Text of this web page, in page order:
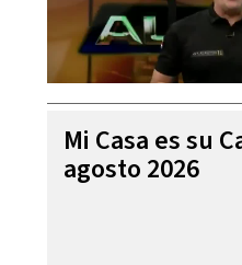
Mi Casa es su
agosto 2026